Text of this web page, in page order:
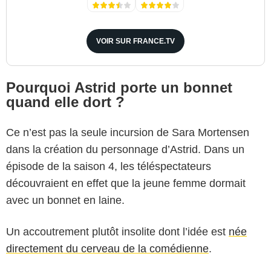
VOIR SUR FRANCE.TV
Pourquoi Astrid porte un bonnet
quand elle dort ?
Ce n’est pas la seule incursion de Sara Mortensen
dans la création du personnage d’Astrid. Dans un
épisode de la saison 4, les téléspectateurs
découvraient en effet que la jeune femme dormait
avec un bonnet en laine.
Un accoutrement plutôt insolite dont l’idée est née
directement du cerveau de la comédienne.